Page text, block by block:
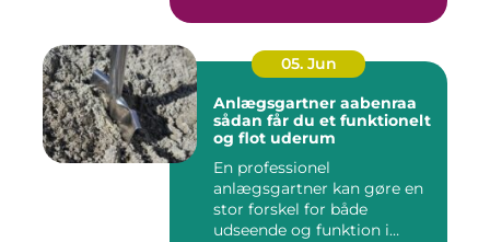
05. Jun
Anlægsgartner aabenraa
sådan får du et funktionelt
og flot uderum
En professionel
anlægsgartner kan gøre en
stor forskel for både
udseende og funktion i